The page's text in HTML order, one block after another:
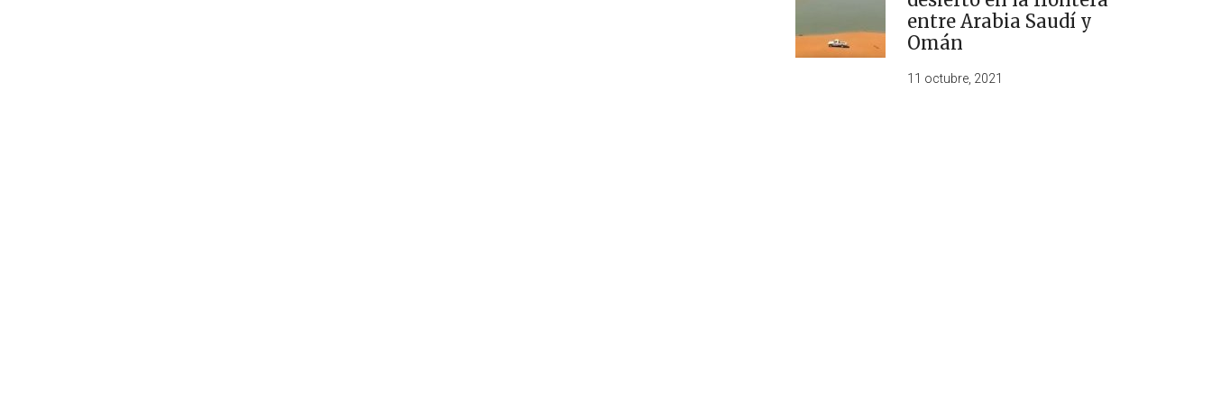
entre Arabia Saudí y
Omán
11 octubre, 2021